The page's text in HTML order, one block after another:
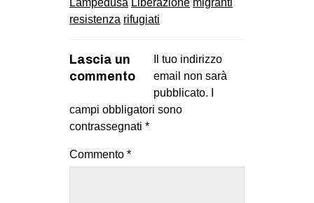
resistenza rifugiati
Lascia un
commento
Il tuo indirizzo
email non sarà
pubblicato.
campi obbligatori sono
contrassegnati *
Commento *